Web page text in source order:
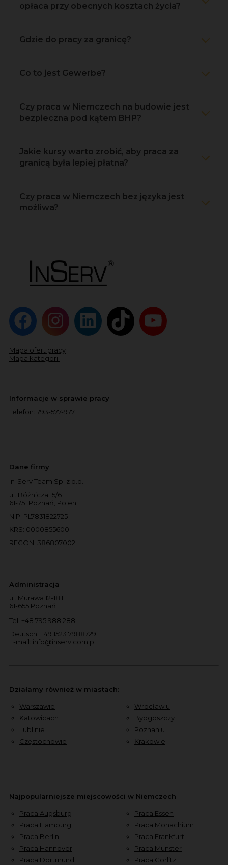
opłaca przy obecnych kosztach życia?
Gdzie do pracy za granicę?
Co to jest Gewerbe?
Czy praca w Niemczech na budowie jest
bezpieczna pod kątem BHP?
Jakie kursy warto zrobić, aby praca za
granicą była lepiej płatna?
Czy praca w Niemczech bez języka jest
możliwa?
Mapa ofert pracy
Mapa kategorii
Informacje w sprawie pracy
Telefon: 793-577-977
Dane firmy
In-Serv Team Sp. z o.o.
ul. Bóżnicza 15/6
61-751 Poznań, Polen
NIP: PL7831822725
KRS: 0000855600
REGON: 386807002
Administracja
ul. Murawa 12-18 E1
61-655 Poznań
Tel: +48 795 988 288
Deutsch: +49 1523 7988729
E-mail: info@inserv.com.pl
Działamy również w miastach:
Warszawie
Katowicach
Lublinie
Częstochowie
Wrocławiu
Bydgoszczy
Poznaniu
Krakowie
Najpopularniejsze miejscowości w Niemczech
Praca Augsburg
Praca Hamburg
Praca Berlin
Praca Hannover
Praca Dortmund
Praca Essen
Praca Monachium
Praca Frankfurt
Praca Munster
Praca Görlitz